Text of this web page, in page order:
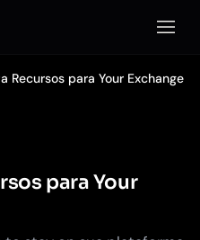
Abrir
Recursos para Your Exchange
para Your